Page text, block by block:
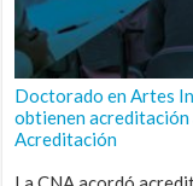
Doctorado en Artes
obtienen acreditación
Acreditación